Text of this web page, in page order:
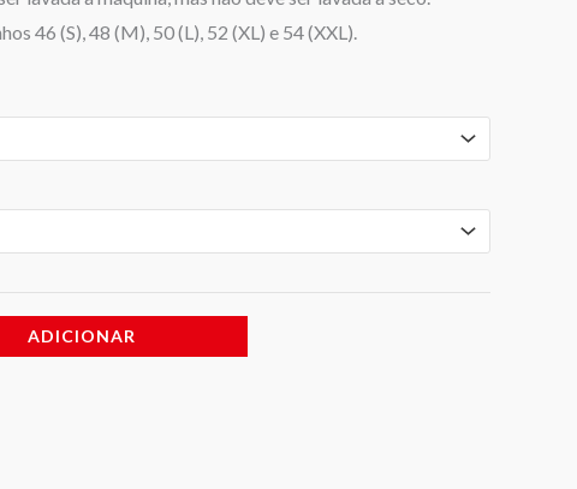
46 (S), 48 (M), 50 (L), 52 (XL) e 54 (XXL).
ADICIONAR